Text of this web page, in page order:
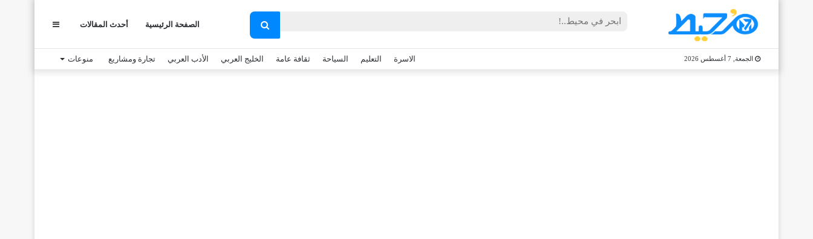
بحث
عن
الصفحة الرئيسية أحدث المقالات عمود
جانبي
الجمعة, 7 أغسطس 2026 الاسرة التعليم السياحة ثقافة عامة الخليج العربي الأدب العربي تجارة ومشاريع منوعات